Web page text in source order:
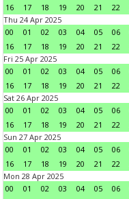
16
17 18 19 20 21 22
Thu 24 Apr 2025
00
01 02 03 04 05 06
16
17 18 19 20 21 22
Fri 25 Apr 2025
00
01 02 03 04 05 06
16
17 18 19 20 21 22
Sat 26 Apr 2025
00
01 02 03 04 05 06
16
17 18 19 20 21 22
Sun 27 Apr 2025
00
01 02 03 04 05 06
16
17 18 19 20 21 22
Mon 28 Apr 2025
00
01 02 03 04 05 06